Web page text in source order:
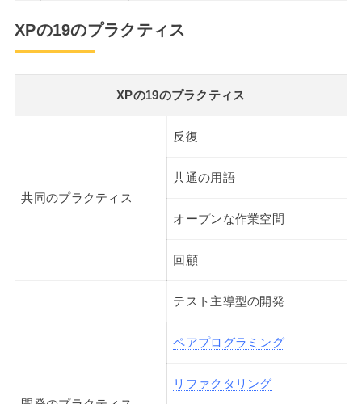
XPの19のプラクティス
XPの19のプラクティス
共同のプラクティス
反復
共通の用語
オープンな作業空間
回顧
テスト主導型の開発
ペアプログラミング
リファクタリング